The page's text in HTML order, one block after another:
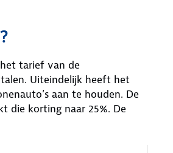
tarief van de
Uiteindelijk heeft het
aan te houden. De
die korting naar 25%. De